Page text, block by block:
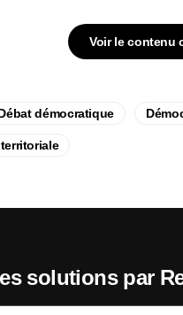
Voir le contenu
démocratique
solutions par